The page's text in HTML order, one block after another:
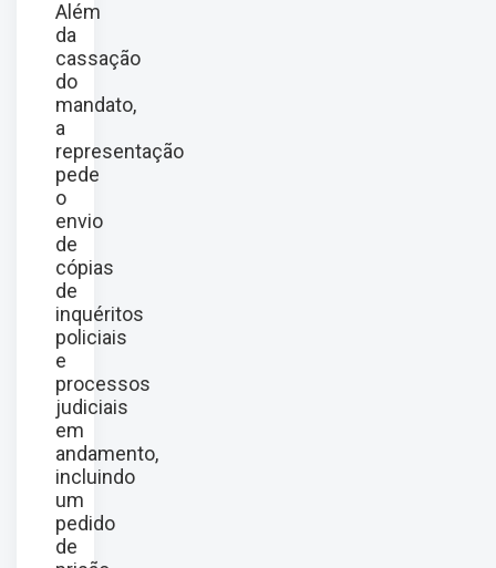
Além
da
cassação
do
mandato,
a
representação
pede
o
envio
de
cópias
de
inquéritos
policiais
e
processos
judiciais
em
andamento,
incluindo
um
pedido
de